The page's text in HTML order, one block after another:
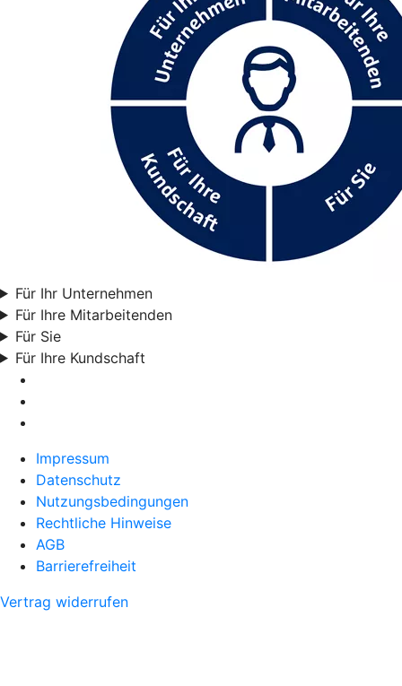
Für Ihr Unternehmen
Für Ihre Mitarbeitenden
Für Sie
Für Ihre Kundschaft
Impressum
Datenschutz
Nutzungsbedingungen
Rechtliche Hinweise
AGB
Barrierefreiheit
Vertrag widerrufen